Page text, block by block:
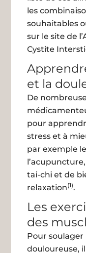
les
souhaitables
sur le site de
Cystite
et la
De
pour
stress et à
par exemple
tai-chi et de
relaxation(1).
Les
des
Pour soulager
douloureuse,